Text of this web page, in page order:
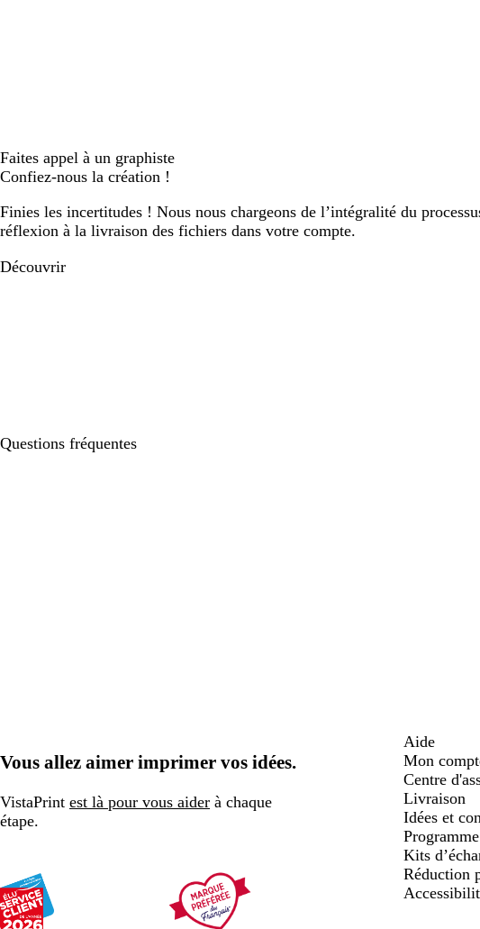
Faites appel à un graphiste
Confiez-nous la création !
Finies les incertitudes ! Nous nous chargeons de l’intégralité du
réflexion à la livraison des fichiers dans votre compte.
Découvrir
Questions fréquentes
Vous allez aimer imprimer vos idées.
VistaPrint est là pour vous aider à chaque
étape.
Aide
Mon
Centre
Livraison
Idées et
Kits
Réduction